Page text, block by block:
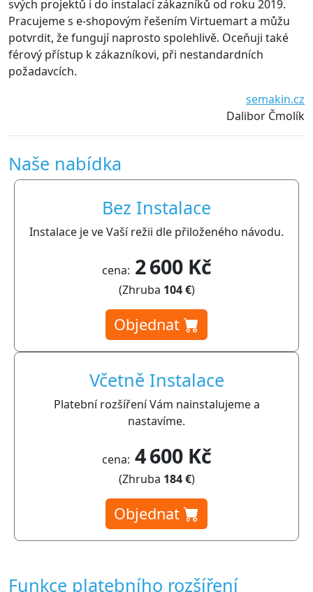
projektů i do instalací zákazníků od roku 2019.
s e-shopovým řešením Virtuemart a můžu
že fungují naprosto spolehlivě. Oceňuji také
přístup k zákazníkovi, při nestandardních
semakin.cz
Dalibor Čmolík
Naše nabídka
Bez Instalace
Instalace je ve Vaší režii dle přiloženého návodu.
cena: 2 600 Kč
(Zhruba 104 €)
Objednat
Včetně Instalace
Platební rozšíření Vám nainstalujeme a
nastavíme.
cena: 4 600 Kč
(Zhruba 184 €)
Objednat
Funkce platebního rozšíření